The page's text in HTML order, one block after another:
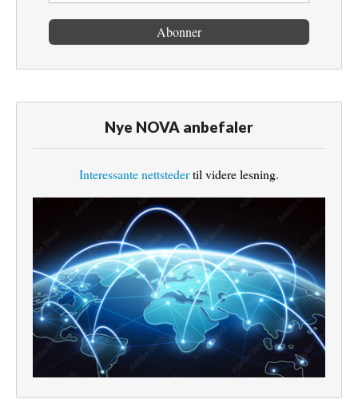
Nye NOVA anbefaler
Interessante nettstedertil videre lesning.